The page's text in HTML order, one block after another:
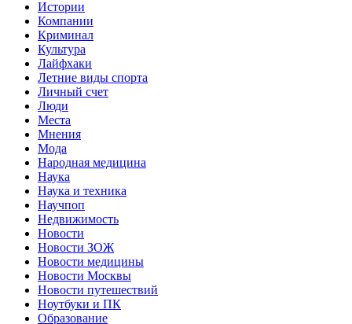
Истории
Компании
Криминал
Культура
Лайфхаки
Летние виды спорта
Личный счет
Люди
Места
Мнения
Мода
Народная медицина
Наука
Наука и техника
Научпоп
Недвижимость
Новости
Новости ЗОЖ
Новости медицины
Новости Москвы
Новости путешествий
Ноутбуки и ПК
Образование